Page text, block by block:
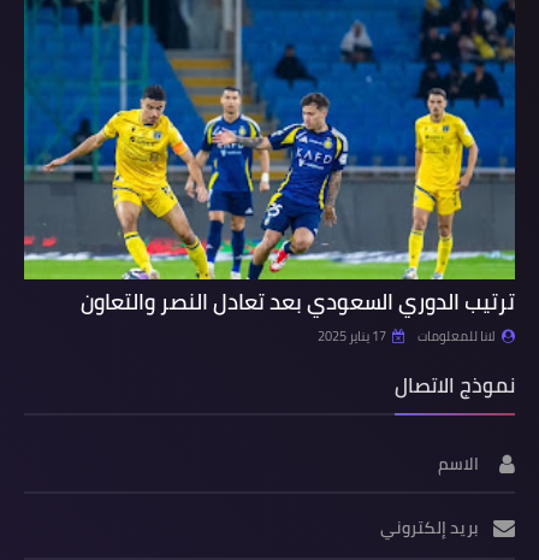
ترتيب الدوري السعودي بعد تعادل النصر والتعاون
لانا للمعلومات 17 يناير 2025
نموذج الاتصال
الاسم
بريد إلكتروني